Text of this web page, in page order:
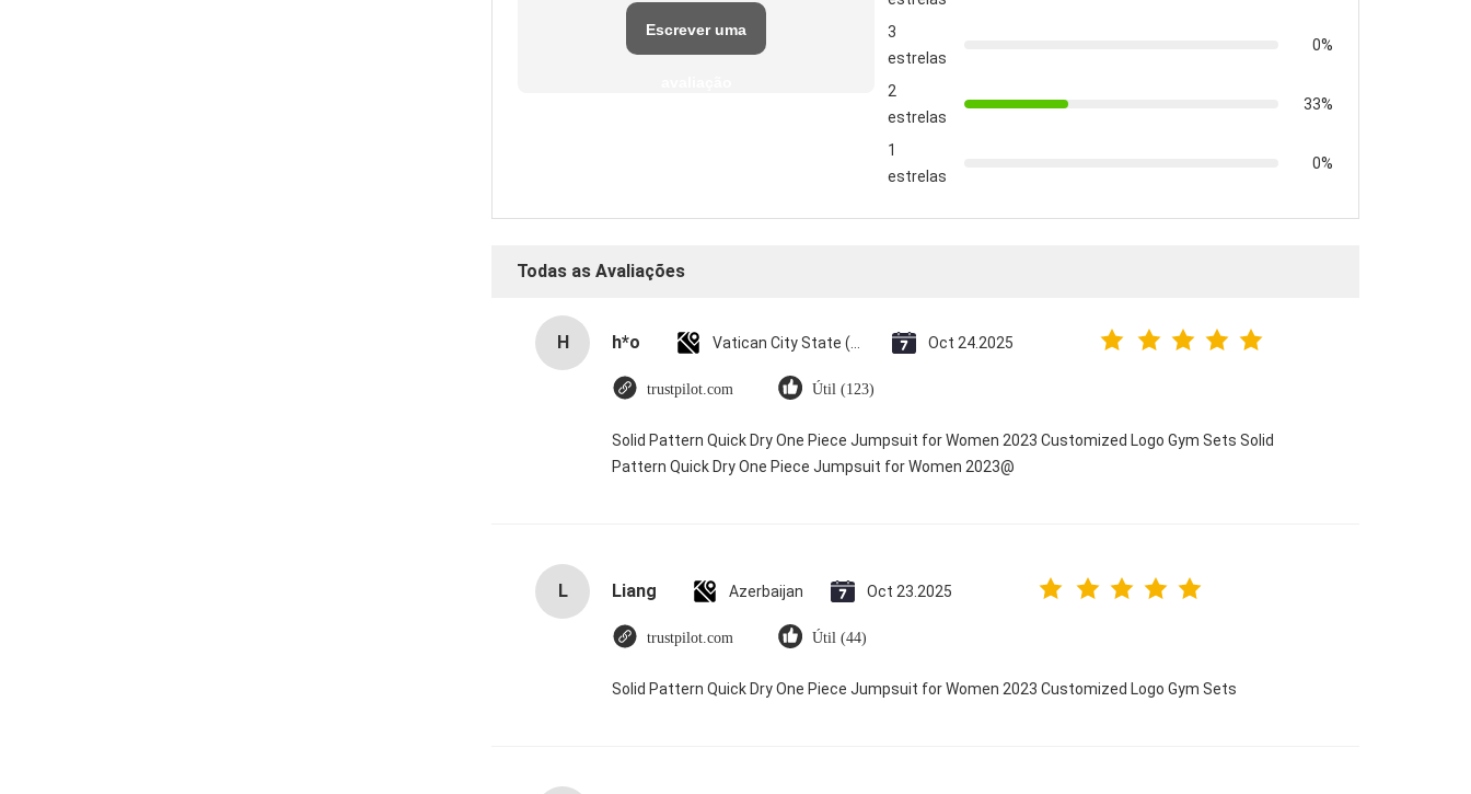
Escrever uma
3
estrelas
0%
2
estrelas
33%
1
estrelas
0%
Todas as Avaliações
H h*o Vatican City State (Holy See) Oct 24.2025
trustpilot.com Útil (123)
Solid Pattern Quick Dry One Piece Jumpsuit for Women 2023 Customized Logo Gym Sets Solid
Pattern Quick Dry One Piece Jumpsuit for Women 2023@
L Liang Azerbaijan Oct 23.2025
trustpilot.com Útil (44)
Solid Pattern Quick Dry One Piece Jumpsuit for Women 2023 Customized Logo Gym Sets